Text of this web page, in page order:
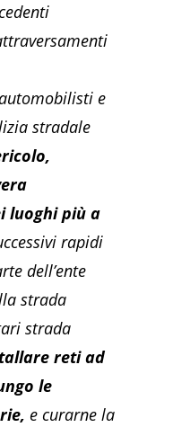
e
stradale
luoghi più a
rapidi
dell’ente
strada
strada
reti ad
le
e curarne la